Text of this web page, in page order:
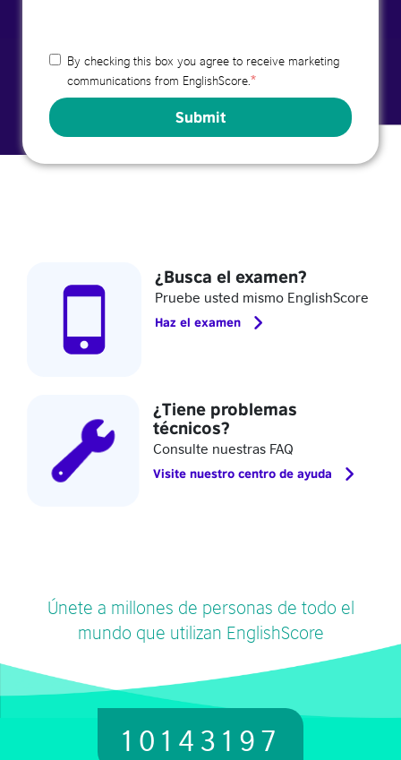
By checking this box you agree to receive marketing
communications from EnglishScore.*
¿Busca el examen?
Pruebe usted mismo EnglishScore
Haz el examen
¿Tiene problemas
técnicos?
Consulte nuestras FAQ
Visite nuestro centro de ayuda
Únete a millones de personas de todo el
mundo que utilizan EnglishScore
10143197